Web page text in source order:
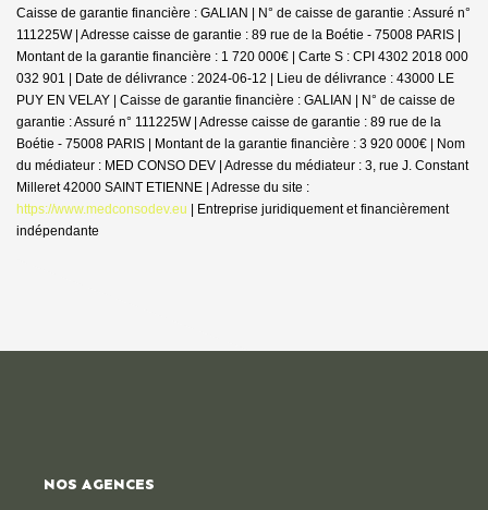
Caisse de garantie financière : GALIAN | N° de caisse de garantie : Assuré n°
111225W | Adresse caisse de garantie : 89 rue de la Boétie - 75008 PARIS |
Montant de la garantie financière : 1 720 000€ | Carte S : CPI 4302 2018 000
032 901 | Date de délivrance : 2024-06-12 | Lieu de délivrance : 43000 LE
PUY EN VELAY | Caisse de garantie financière : GALIAN | N° de caisse de
garantie : Assuré n° 111225W | Adresse caisse de garantie : 89 rue de la
Boétie - 75008 PARIS | Montant de la garantie financière : 3 920 000€ | Nom
du médiateur : MED CONSO DEV | Adresse du médiateur : 3, rue J. Constant
Milleret 42000 SAINT ETIENNE | Adresse du site :
https://www.medconsodev.eu | Entreprise juridiquement et financièrement
indépendante
NOS AGENCES